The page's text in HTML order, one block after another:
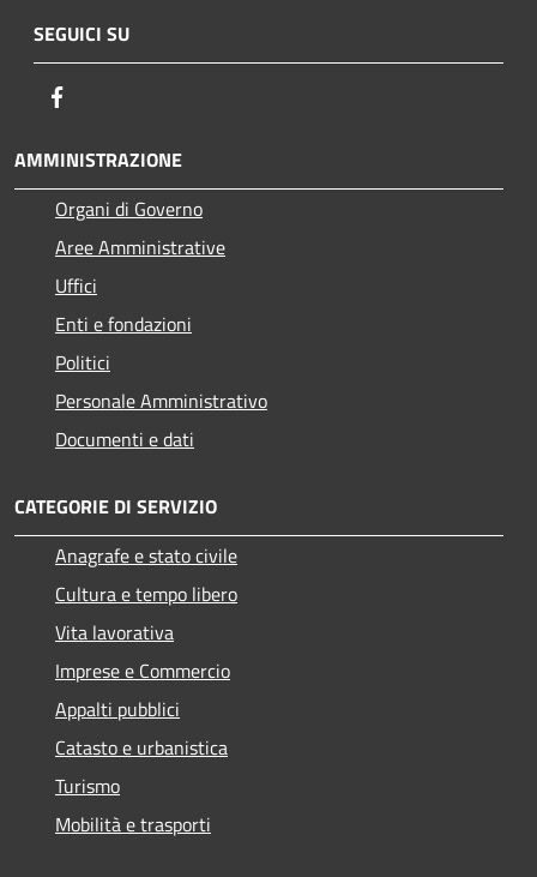
SEGUICI SU
AMMINISTRAZIONE
Organi di Governo
Aree Amministrative
Uffici
Enti e fondazioni
Politici
Personale Amministrativo
Documenti e dati
CATEGORIE DI SERVIZIO
Anagrafe e stato civile
Cultura e tempo libero
Vita lavorativa
Imprese e Commercio
Appalti pubblici
Catasto e urbanistica
Turismo
Mobilità e trasporti